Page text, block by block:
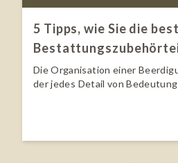
5 Tipps, wie Sie die
Die Organisation einer
der jedes Detail von